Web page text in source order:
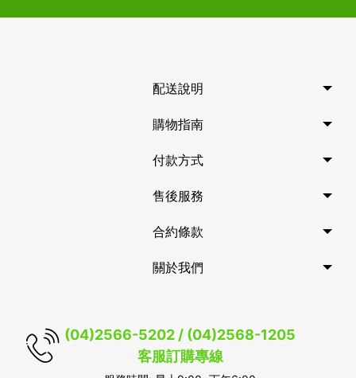
配送說明
購物指南
付款方式
售後服務
合約條款
關於我們
(04)2566-5202 / (04)2568-1205
客服訂購專線